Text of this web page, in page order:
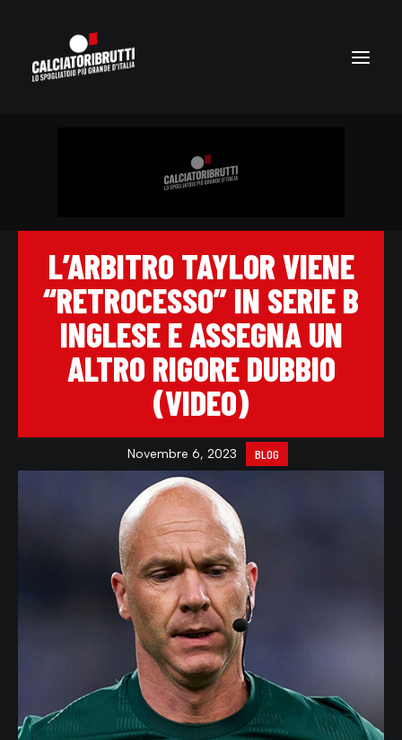
L’ARBITRO TAYLOR VIENE
“RETROCESSO” IN SERIE B
INGLESE E ASSEGNA UN
ALTRO RIGORE DUBBIO
(VIDEO)
Novembre 6, 2023 BLOG